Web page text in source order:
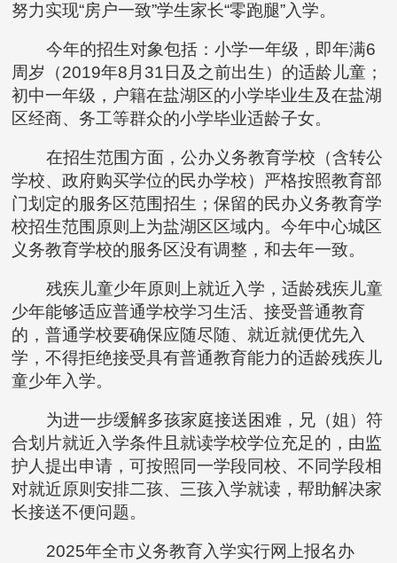
努力实现“房户一致”学生家长“零跑腿”入学。
今年的招生对象包括：小学一年级，即年满6
周岁（2019年8月31日及之前出生）的适龄儿童；
初中一年级，户籍在盐湖区的小学毕业生及在盐湖
区经商、务工等群众的小学毕业适龄子女。
在招生范围方面，公办义务教育学校（含转公
学校、政府购买学位的民办学校）严格按照教育部
门划定的服务区范围招生；保留的民办义务教育学
校招生范围原则上为盐湖区区域内。今年中心城区
义务教育学校的服务区没有调整，和去年一致。
残疾儿童少年原则上就近入学，适龄残疾儿童
少年能够适应普通学校学习生活、接受普通教育
的，普通学校要确保应随尽随、就近就便优先入
学，不得拒绝接受具有普通教育能力的适龄残疾儿
童少年入学。
为进一步缓解多孩家庭接送困难，兄（姐）符
合划片就近入学条件且就读学校学位充足的，由监
护人提出申请，可按照同一学段同校、不同学段相
对就近原则安排二孩、三孩入学就读，帮助解决家
长接送不便问题。
2025年全市义务教育入学实行网上报名办